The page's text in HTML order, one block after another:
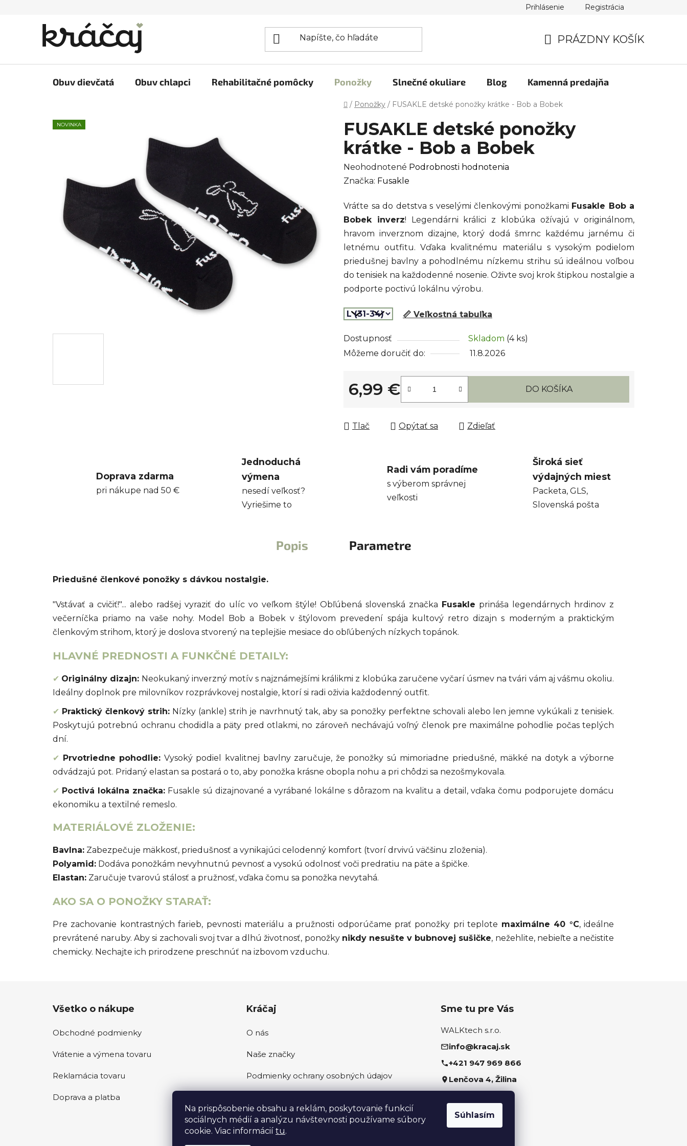
Na prispôsobenie obsahu a reklám, poskytovanie funkcií
sociálnych médií a analýzu návštevnosti používame súbory
cookie. Viac informácií tu.
Súhlasím
Prihlásenie Registrácia
KOŠÍK
PRÁZDNY KOŠÍK
Obuv dievčatá Obuv chlapci Rehabilitačné pomôcky Ponožky Slnečné okuliare Blog Kamenná predajňa
Domov
/ Ponožky / FUSAKLE detské ponožky krátke - Bob a Bobek
FUSAKLE detské ponožky
krátke - Bob a Bobek
Priemerné
hodnotenie
je
0,0
z
5
hviezdičiek.
Neohodnotené Podrobnosti hodnotenia
Značka: Fusakle
Vráťte sa do detstva s veselými členkovými ponožkami Fusakle Bob a
Bobek inverz! Legendárni králici z klobúka ožívajú v originálnom,
hravom inverznom dizajne, ktorý dodá šmrnc každému jarnému či
letnému outfitu. Vďaka kvalitnému materiálu s vysokým podielom
priedušnej bavlny a pohodlnému nízkemu strihu sú ideálnou voľbou
do tenisiek na každodenné nosenie. Oživte svoj krok štipkou nostalgie a
podporte poctivú lokálnu výrobu.
📏 Veľkostná tabuľka
Dostupnosť Skladom (4 ks)
Môžeme doručiť do:
11.8.2026
6,99 €
Jednotková cena:
DO KOŠÍKA
Tlač Opýtať sa Zdieľať
NOVINKA
Doprava zdarma
pri nákupe nad 50 €
Jednoduchá
výmena
nesedí veľkosť?
Vyriešime to
Radi vám poradíme
s výberom správnej
veľkosti
Široká sieť
výdajných miest
Packeta, GLS,
Slovenská pošta
Popis Parametre
Priedušné členkové ponožky s dávkou nostalgie.
"Vstávať a cvičiť!"... alebo radšej vyraziť do ulíc vo veľkom štýle! Obľúbená slovenská značka Fusakle prináša legendárnych hrdinov z
večerníčka priamo na vaše nohy. Model Bob a Bobek v štýlovom prevedení spája kultový retro dizajn s moderným a praktickým
členkovým strihom, ktorý je doslova stvorený na teplejšie mesiace do obľúbených nízkych topánok.
HLAVNÉ PREDNOSTI A FUNKČNÉ DETAILY:
✔ Originálny dizajn: Neokukaný inverzný motív s najznámejšími králikmi z klobúka zaručene vyčarí úsmev na tvári vám aj vášmu okoliu.
Ideálny doplnok pre milovníkov rozprávkovej nostalgie, ktorí si radi oživia každodenný outfit.
✔ Praktický členkový strih:Nízky (ankle) strih je navrhnutý tak, aby sa ponožky perfektne schovali alebo len jemne vykúkali z tenisiek.
Poskytujú potrebnú ochranu chodidla a päty pred otlakmi, no zároveň nechávajú voľný členok pre maximálne pohodlie počas teplých
dní.
✔ Prvotriedne pohodlie: Vysoký podiel kvalitnej bavlny zaručuje, že ponožky sú mimoriadne priedušné, mäkké na dotyk a výborne
odvádzajú pot. Pridaný elastan sa postará o to, aby ponožka krásne obopla nohu a pri chôdzi sa nezošmykovala.
✔ Poctivá lokálna značka: Fusakle sú dizajnované a vyrábané lokálne s dôrazom na kvalitu a detail, vďaka čomu podporujete domácu
ekonomiku a textilné remeslo.
MATERIÁLOVÉ ZLOŽENIE:
Bavlna: Zabezpečuje mäkkosť, priedušnosť a vynikajúci celodenný komfort (tvorí drvivú väčšinu zloženia).
Polyamid: Dodáva ponožkám nevyhnutnú pevnosť a vysokú odolnosť voči predratiu na päte a špičke.
Elastan: Zaručuje tvarovú stálosť a pružnosť, vďaka čomu sa ponožka nevytahá.
AKO SA O PONOŽKY STARAŤ:
Pre zachovanie kontrastných farieb, pevnosti materiálu a pružnosti odporúčame prať ponožky pri teplote maximálne 40 °C, ideálne
prevrátené naruby. Aby si zachovali svoj tvar a dlhú životnosť, ponožky nikdy nesušte v bubnovej sušičke, nežehlite, nebieľte a nečistite
chemicky. Nechajte ich prirodzene preschnúť na izbovom vzduchu.
Všetko o nákupe
Obchodné podmienky
Vrátenie a výmena tovaru
Reklamácia tovaru
Doprava a platba
Kráčaj
O nás
Naše značky
Podmienky ochrany osobných údajov
Sme tu pre Vás
WALKtech s.r.o.
info@kracaj.sk
+421 947 969 866
Lenčova 4, Žilina